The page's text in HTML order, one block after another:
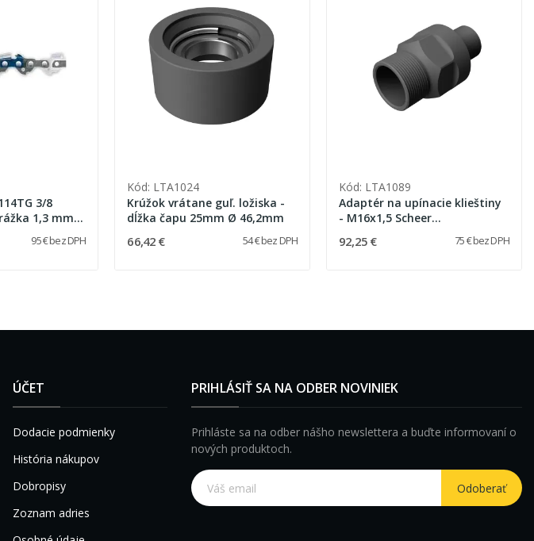
3/8
1,3 mm
95 € bez DPH
Kód: LTA1024
Krúžok vrátane guľ. ložiska -
dĺžka čapu 25mm Ø 46,2mm
66,42 € 54 € bez DPH
Kód: LTA1089
Adaptér na upínacie klieštiny
- M16x1,5 Scheer
92,25 € 75 € bez DPH
ÚČET
Dodacie podmienky
História nákupov
Dobropisy
Zoznam adries
PRIHLÁSIŤ SA NA ODBER NOVINIEK
Prihláste sa na odber nášho newslettera a buďte informovaní o
nových produktoch.
Odoberať